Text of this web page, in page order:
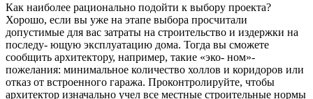
Как наиболее рационально подойти к выбору проекта?
Хорошо, если вы уже на этапе выбора просчитали
допустимые для вас затраты на строительство и издержки на
последу- ющую эксплуатацию дома. Тогда вы сможете
сообщить архитектору, например, такие «эко- ном»-
пожелания: минимальное количество холлов и коридоров или
отказ от встроенного гаража. Проконтролируйте, чтобы
архитектор изначально учел все местные строительные нормы